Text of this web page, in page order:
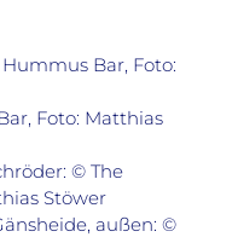
Bar, Foto:
Foto: Matthias
© The
Stöwer
außen: ©